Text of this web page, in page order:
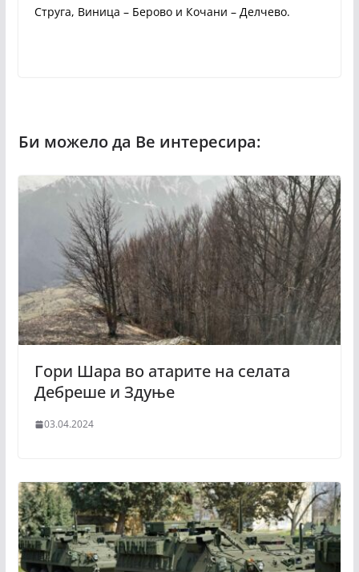
Струга, Виница – Берово и Кочани – Делчево.
Гори Шара во атарите на селата
Дебреше и Здуње
03.04.2024